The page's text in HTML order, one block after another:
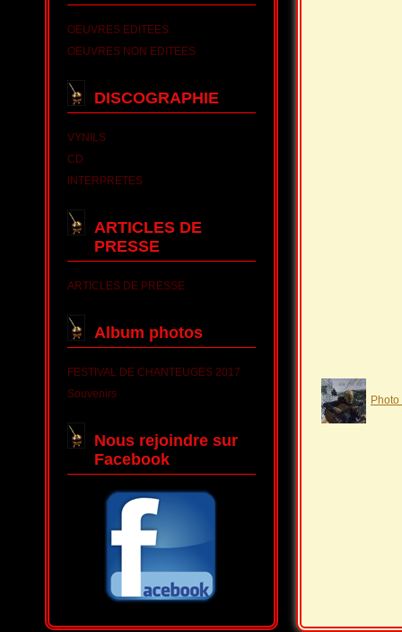
OEUVRES EDITEES
OEUVRES NON EDITEES
DISCOGRAPHIE
VYNILS
CD
INTERPRETES
ARTICLES DE
PRESSE
ARTICLES DE PRESSE
Album photos
FESTIVAL DE CHANTEUGES 2017
Souvenirs
Nous rejoindre sur
Facebook